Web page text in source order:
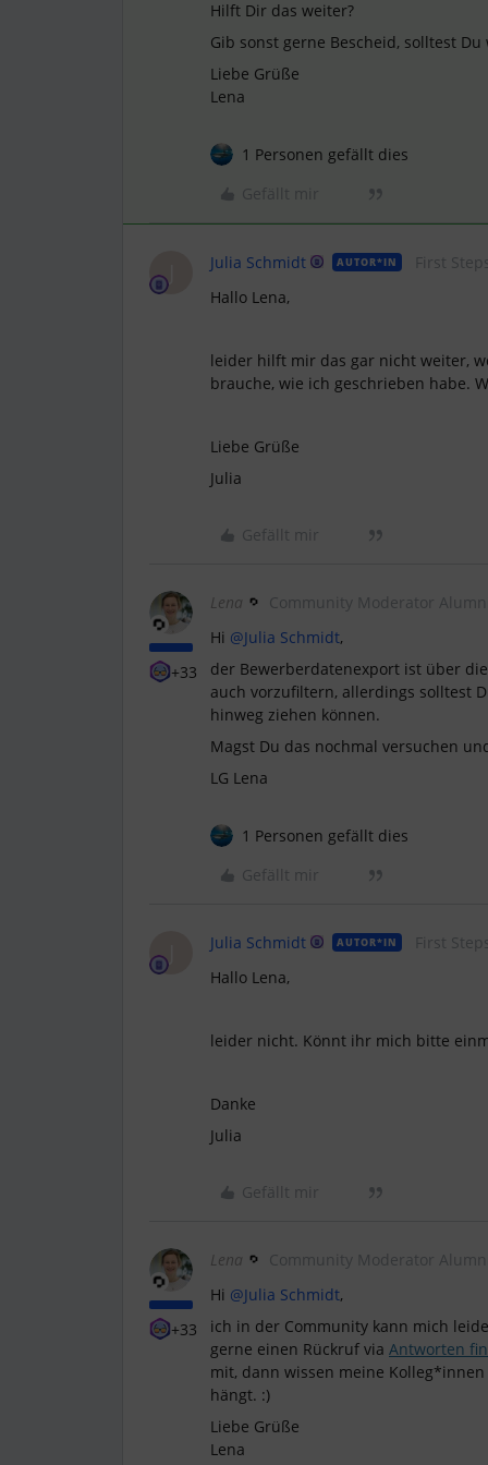
Hilft Dir das weiter?
Gib sonst gerne Bescheid, solltest
Liebe Grüße
Lena
1 Personen gefällt dies
Julia Schmidt AUTOR*IN First
Hallo Lena,
leider hilft mir das gar nicht weiter,
brauche, wie ich geschrieben habe.
Liebe Grüße
Julia
Gefällt mir
+33
Lena Community Moderator Alumni
Hi @Julia Schmidt,
der Bewerberdatenexport ist über
auch vorzufiltern, allerdings solltest
hinweg ziehen können.
Magst Du das nochmal versuchen
LG Lena
1 Personen gefällt dies
Gefällt mir
Julia Schmidt AUTOR*IN First
Hallo Lena,
leider nicht. Könnt ihr mich bitte
Danke
Julia
Gefällt mir
+33
Lena Community Moderator Alumni
Hi @Julia Schmidt,
ich in der Community kann mich
gerne einen Rückruf via Antworten
mit, dann wissen meine
hängt. :)
Liebe Grüße
Lena